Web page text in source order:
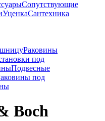
Сопутствующие
УценкаСантехника
Раковины
под
Подвесные
под
Boch